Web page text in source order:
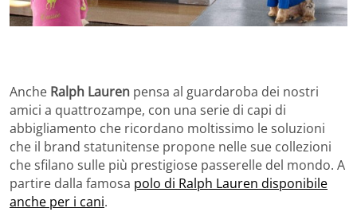
Anche Ralph Lauren pensa al guardaroba dei nostri
amici a quattrozampe, con una serie di capi di
abbigliamento che ricordano moltissimo le soluzioni
che il brand statunitense propone nelle sue collezioni
che sfilano sulle più prestigiose passerelle del mondo. A
partire dalla famosa polo di Ralph Lauren disponibile
anche per i cani.